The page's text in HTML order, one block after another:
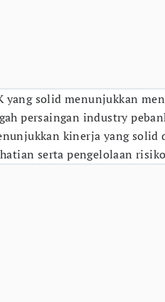
yang solid menunjukkan
persaingan industry
kinerja yang solid
serta pengelolaan